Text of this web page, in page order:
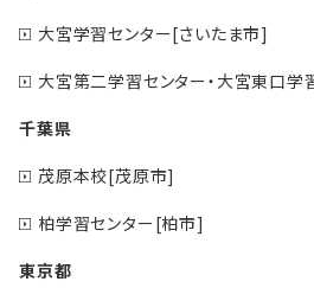
大宮学習センター[さいたま市]
大宮第二学習センター・大宮東口学
千葉県
茂原本校[茂原市]
柏学習センター[柏市]
東京都